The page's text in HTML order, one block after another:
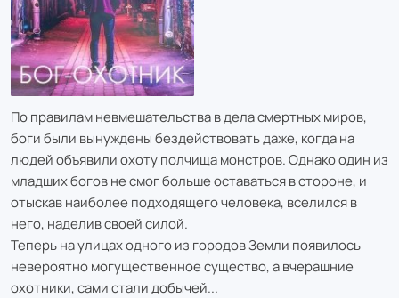
По правилам невмешательства в дела смертных миров,
боги были вынуждены бездействовать даже, когда на
людей объявили охоту полчища монстров. Однако один из
младших богов не смог больше оставаться в стороне, и
отыскав наиболее подходящего человека, вселился в
него, наделив своей силой.
Теперь на улицах одного из городов Земли появилось
невероятно могущественное существо, а вчерашние
охотники, сами стали добычей...